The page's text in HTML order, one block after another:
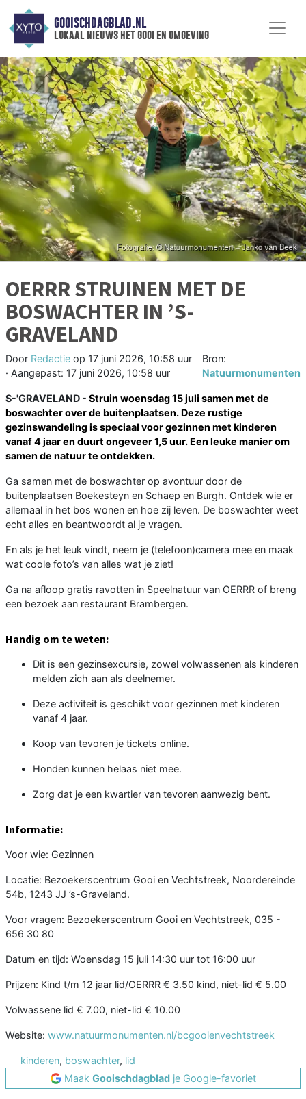
GOOISCHDAGBLAD.NL
lokaal nieuws het gooi en omgeving
OERRR STRUINEN MET DE
BOSWACHTER IN ’S-
GRAVELAND
Door Redactie op 17 juni 2026, 10:58 uur
· Aangepast: 17 juni 2026, 10:58 uur
Bron:
Natuurmonumenten
S-'GRAVELAND - Struin woensdag 15 juli samen met de
boswachter over de buitenplaatsen. Deze rustige
gezinswandeling is speciaal voor gezinnen met kinderen
vanaf 4 jaar en duurt ongeveer 1,5 uur. Een leuke manier om
samen de natuur te ontdekken.
Ga samen met de boswachter op avontuur door de
buitenplaatsen Boekesteyn en Schaep en Burgh. Ontdek wie er
allemaal in het bos wonen en hoe zij leven. De boswachter weet
echt alles en beantwoordt al je vragen.
En als je het leuk vindt, neem je (telefoon)camera mee en maak
wat coole foto’s van alles wat je ziet!
Ga na afloop gratis ravotten in Speelnatuur van OERRR of breng
een bezoek aan restaurant Brambergen.
Handig om te weten:
Dit is een gezinsexcursie, zowel volwassenen als kinderen
melden zich aan als deelnemer.
Deze activiteit is geschikt voor gezinnen met kinderen
vanaf 4 jaar.
Koop van tevoren je tickets online.
Honden kunnen helaas niet mee.
Zorg dat je een kwartier van tevoren aanwezig bent.
Informatie:
Voor wie: Gezinnen
Locatie: Bezoekerscentrum Gooi en Vechtstreek, Noordereinde
54b, 1243 JJ ’s-Graveland.
Voor vragen: Bezoekerscentrum Gooi en Vechtstreek, 035 -
656 30 80
Datum en tijd: Woensdag 15 juli 14:30 uur tot 16:00 uur
Prijzen: Kind t/m 12 jaar lid/OERRR € 3.50 kind, niet-lid € 5.00
Volwassene lid € 7.00, niet-lid € 10.00
Website: www.natuurmonumenten.nl/bcgooienvechtstreek
kinderen, boswachter, lid
Maak Gooischdagbladje Google-favoriet